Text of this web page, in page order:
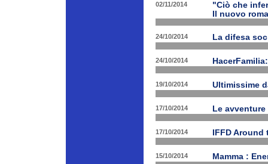
02/11/2014
"Ciò che
Il nuovo
24/10/2014 La difesa
24/10/2014
19/10/2014 Ultimissime
17/10/2014 Le
17/10/2014 IFFD
15/10/2014 Mamma :